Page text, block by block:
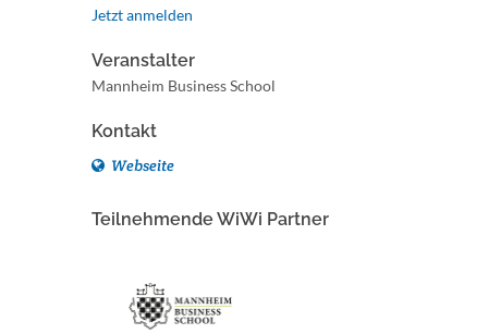
Jetzt anmelden
Veranstalter
Mannheim Business School
Kontakt
Webseite
Teilnehmende WiWi Partner